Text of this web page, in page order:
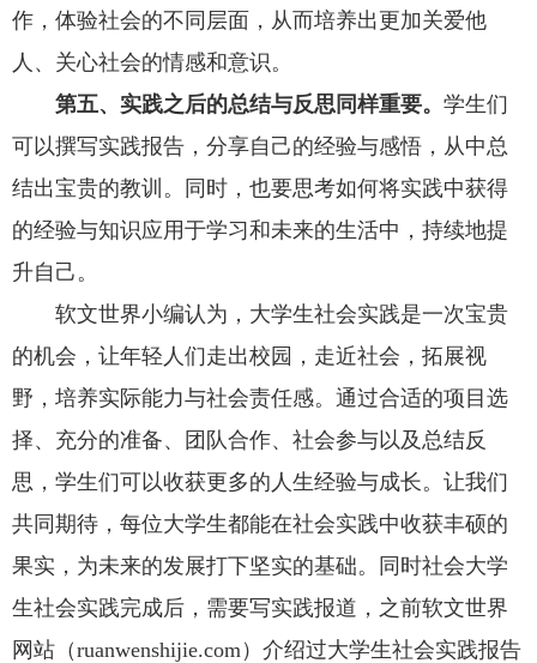
作，体验社会的不同层面，从而培养出更加关爱他
人、关心社会的情感和意识。
第五、 实践之后的总结与反思同样重要。 学生们
可以撰写实践报告，分享自己的经验与感悟，从中总
结出宝贵的教训。同时，也要思考如何将实践中获得
的经验与知识应用于学习和未来的生活中，持续地提
升自己。
软文世界小编认为，大学生社会实践是一次宝贵
的机会，让年轻人们走出校园，走近社会，拓展视
野，培养实际能力与社会责任感。通过合适的项目选
择、充分的准备、团队合作、社会参与以及总结反
思，学生们可以收获更多的人生经验与成长。让我们
共同期待，每位大学生都能在社会实践中收获丰硕的
果实，为未来的发展打下坚实的基础。同时社会大学
生社会实践完成后，需要写实践报道，之前软文世界
网站（ruanwenshijie.com）介绍过大学生社会实践报告